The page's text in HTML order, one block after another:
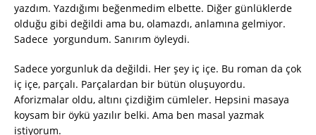
yazdım. Yazdığımı beğenmedim elbette. Diğer günlüklerde
olduğu gibi değildi ama bu, olamazdı, anlamına gelmiyor.
Sadece yorgundum. Sanırım öyleydi.
Sadece yorgunluk da değildi. Her şey iç içe. Bu roman da çok
iç içe, parçalı. Parçalardan bir bütün oluşuyordu.
Aforizmalar oldu, altını çizdiğim cümleler. Hepsini masaya
koysam bir öykü yazılır belki. Ama ben masal yazmak
istiyorum.